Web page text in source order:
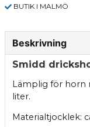
BUTIK I MALMÖ
Beskrivning
Smidd
Lämplig för horn
liter.
Materialtjocklek: